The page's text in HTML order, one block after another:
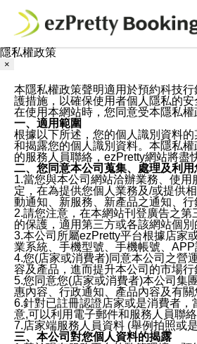
隱私權政策
×
本隱私權政策聲明適用於預約科技
護措施，以確保使用者個人隱私的安
在使用本網站時，您同意受本隱私
一、適用範圍
根據以下所述，您的個人識別資料
和揭露您的個人識別資料。本隱私
的服務人員聯絡，ezPretty網站將盡
二、您同意本公司蒐集、處理及利
1.當您與本公司網站洽辦業務、使
定，在為提供您個人業務及/或提供
動通知、新服務、新產品之通知、
2.請您注意，在本網站刊登廣告之
的保護，適用第三方或各該網站個
3.本公司所屬ezPretty平台根據店家
業系統、手機型號、手機帳號、
4.您(店家或消費者)同意本公司之營
容及產品，進而提升本公司的市場
5.您同意您(店家或消費者)本公司集
惠內容、行政通知、產品內容及有
6.針對已註冊認證店家或是消費者
意,可以利用電子郵件和服務人員聯絡
7.店家端服務人員資料 (舉例拍照或
三、本公司對您個人資料的揭露